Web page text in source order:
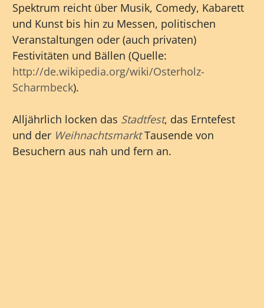
Spektrum reicht über Musik, Comedy, Kabarett
und Kunst bis hin zu Messen, politischen
Veranstaltungen oder (auch privaten)
Festivitäten und Bällen (Quelle:
http://de.wikipedia.org/wiki/Osterholz-
Scharmbeck).
Alljährlich locken das Stadtfest, das Erntefest
und der WeihnachtsmarktTausende von
Besuchern aus nah und fern an.